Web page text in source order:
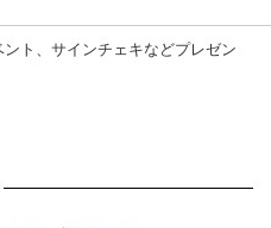
ト、サインチェキなどプレゼン